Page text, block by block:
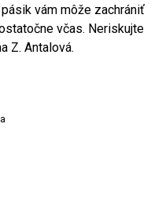
pásik vám môže zachrániť
včas. Neriskujte
Z. Antalová.